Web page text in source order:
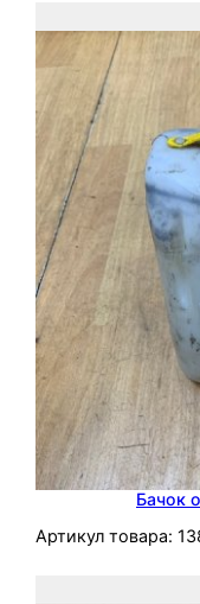
2
X
E
.
2
с
е
д
а
4
д
в
.
Бачок
Артикул товара: